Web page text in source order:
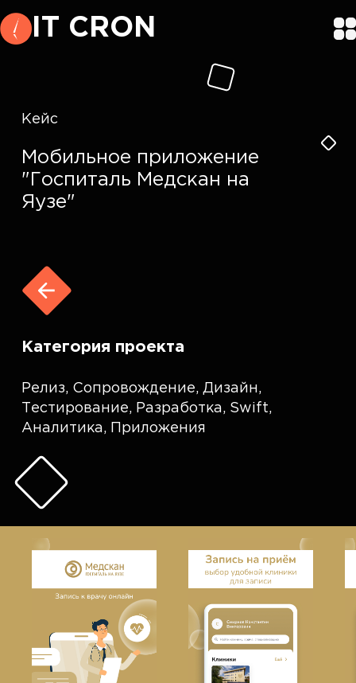
IT CRON
Кейс
Мобильное приложение
"Госпиталь Медскан на
Яузе"
Категория проекта
Релиз, Сопровождение, Дизайн,
Тестирование, Разработка, Swift,
Аналитика, Приложения